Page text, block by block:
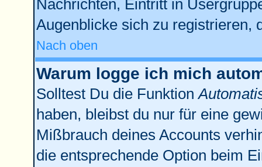
Nachrichten, Eintritt in
Augenblicke sich zu registrieren,
Nach oben
Warum logge ich mich
Solltest Du die Funktion
haben, bleibst du nur für eine
Mißbrauch deines Accounts
die entsprechende Option beim